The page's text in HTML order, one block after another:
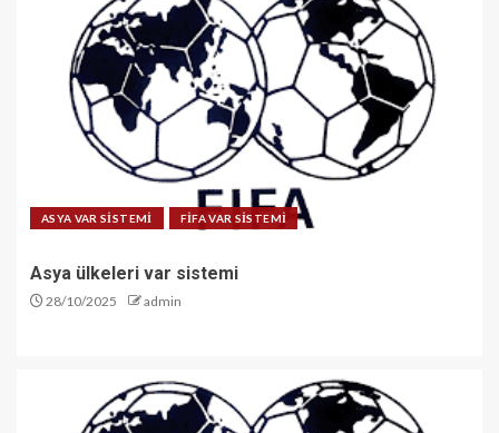
ASYA VAR SİSTEMİ FİFA VAR SİSTEMİ
Asya ülkeleri var sistemi
28/10/2025 admin